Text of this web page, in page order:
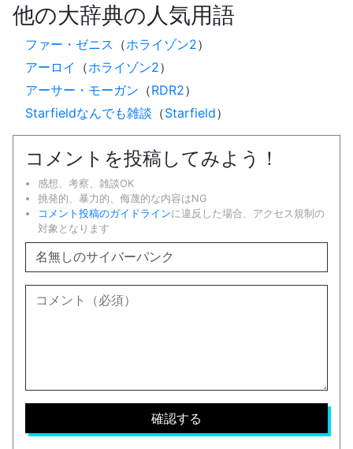
他の大辞典の人気用語
ファー・ゼニス （ホライゾン2）
アーロイ
（ホライゾン2）
アーサー・モーガン （RDR2）
Starfieldなんでも雑談 （Starfield）
コメントを投稿してみよう！
感想、考察、雑談OK
挑発的、暴力的、侮蔑的な内容はNG
コメント投稿のガイドラインに違反した場合、アクセス規制の
対象となります